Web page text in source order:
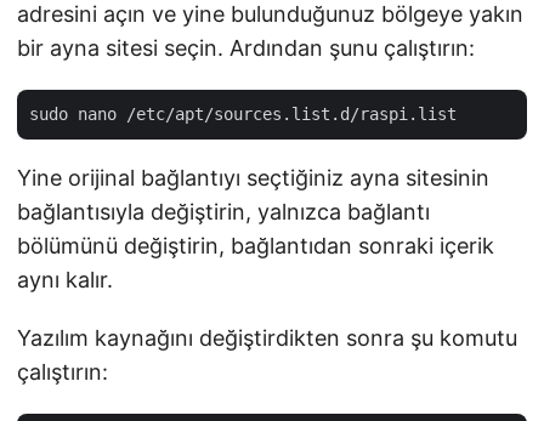
adresini açın ve yine bulunduğunuz bölgeye yakın
bir ayna sitesi seçin. Ardından şunu çalıştırın:
Yine orijinal bağlantıyı seçtiğiniz ayna sitesinin
bağlantısıyla değiştirin, yalnızca bağlantı
bölümünü değiştirin, bağlantıdan sonraki içerik
aynı kalır.
Yazılım kaynağını değiştirdikten sonra şu komutu
çalıştırın: